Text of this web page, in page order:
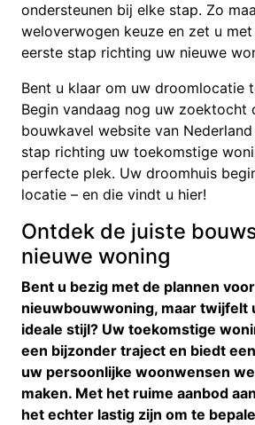
ondersteunen bij elke stap. Zo
weloverwogen keuze en zet u
eerste stap richting uw nieuwe
Bent u klaar om uw droomlocatie
Begin vandaag nog uw zoektocht
bouwkavel website van
stap richting uw toekomstige
perfecte plek. Uw droomhuis
locatie – en die vindt u hier!
Ontdek de juiste
nieuwe woning
Bent u bezig met de plannen
nieuwbouwwoning, maar twijfelt
ideale stijl? Uw toekomstige
een bijzonder traject en biedt
uw persoonlijke woonwensen
maken. Met het ruime aanbod
het echter lastig zijn om te